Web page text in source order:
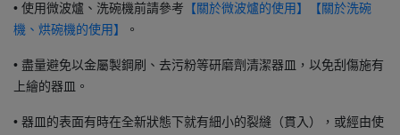
• 使用微波爐、洗碗機前請參考 【關於微波爐的使用】
【關於洗碗
機、烘碗機的使用】
。
• 盡量避免以金屬製鋼刷、去污粉等研磨劑清潔器皿，以免刮傷施有
上繪的器皿。
• 器皿的表面有時在全新狀態下就有細小的裂縫（貫入），或經由使